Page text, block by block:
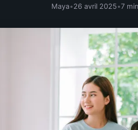
Maya•26 avril 2025•7